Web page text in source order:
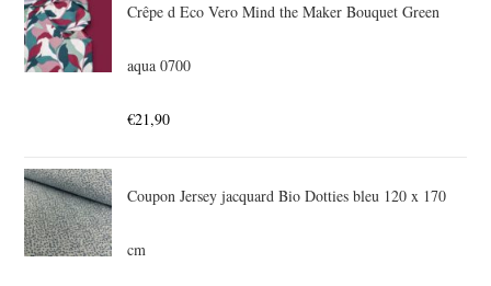
Crêpe d Eco Vero Mind the Maker Bouquet Green
aqua 0700
€21,90
Coupon Jersey jacquard Bio Dotties bleu 120 x 170
cm